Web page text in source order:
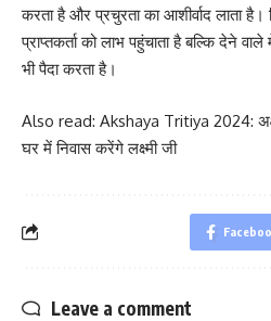
करता है और प्रचुरता का आशीर्वाद लाता है।
प्राप्तकर्ता को लाभ पहुंचाता है बल्कि देने
भी पैदा करता है।
Also read: Akshaya Tritiya 2024:
घर में निवास करेंगे लक्ष्मी जी
Leave a comment